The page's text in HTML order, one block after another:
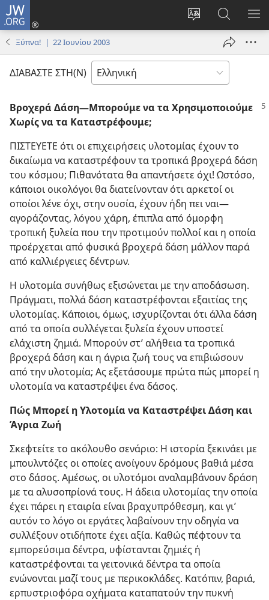
JW.ORG
Αλλαγή
γλώσσας
ιστότοπου
Σύνδεση
(ανοίγει
παράθυρο)
στο
JW.ORG
Ξύπνα! | 22 Ιουνίου 2003
ΔΙΑΒΑΣΤΕ ΣΤΗ(Ν)
Βροχερά Δάση​—Μπορούμε να τα Χρησιμοποιούμε
Χωρίς να τα Καταστρέφουμε;
ΠΙΣΤΕΥΕΤΕ ότι οι επιχειρήσεις υλοτομίας έχουν το
δικαίωμα να καταστρέφουν τα τροπικά βροχερά δάση
του κόσμου; Πιθανότατα θα απαντήσετε όχι! Ωστόσο,
κάποιοι οικολόγοι θα διατείνονταν ότι αρκετοί οι
οποίοι λένε όχι, στην ουσία, έχουν ήδη πει ναι​—
αγοράζοντας, λόγου χάρη, έπιπλα από όμορφη
τροπική ξυλεία που την προτιμούν πολλοί και η οποία
προέρχεται από φυσικά βροχερά δάση μάλλον παρά
από καλλιέργειες δέντρων.
Η υλοτομία συνήθως εξισώνεται με την αποδάσωση.
Πράγματι, πολλά δάση καταστρέφονται εξαιτίας της
υλοτομίας. Κάποιοι, όμως, ισχυρίζονται ότι άλλα δάση
από τα οποία συλλέγεται ξυλεία έχουν υποστεί
ελάχιστη ζημιά. Μπορούν στ’ αλήθεια τα τροπικά
βροχερά δάση και η άγρια ζωή τους να επιβιώσουν
από την υλοτομία; Ας εξετάσουμε πρώτα πώς μπορεί η
υλοτομία να καταστρέψει ένα δάσος.
Πώς Μπορεί η Υλοτομία να Καταστρέψει Δάση και
Άγρια Ζωή
Σκεφτείτε το ακόλουθο σενάριο: Η ιστορία ξεκινάει με
μπουλντόζες οι οποίες ανοίγουν δρόμους βαθιά μέσα
στο δάσος. Αμέσως, οι υλοτόμοι αναλαμβάνουν δράση
με τα αλυσοπρίονά τους. Η άδεια υλοτομίας την οποία
έχει πάρει η εταιρία είναι βραχυπρόθεσμη, και γι’
αυτόν το λόγο οι εργάτες λαβαίνουν την οδηγία να
συλλέξουν οτιδήποτε έχει αξία. Καθώς πέφτουν τα
εμπορεύσιμα δέντρα, υφίστανται ζημιές ή
καταστρέφονται τα γειτονικά δέντρα τα οποία
ενώνονται μαζί τους με περικοκλάδες. Κατόπιν, βαριά,
ερπυστριοφόρα οχήματα καταπατούν την πυκνή